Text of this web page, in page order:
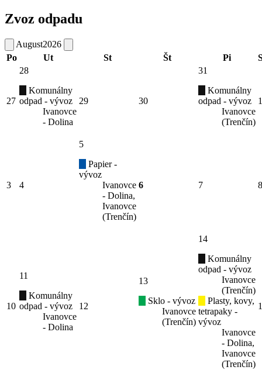
Zvoz odpadu
August2026
Po
Ut St Št Pi
27
28
Komunálny
odpad - vývoz
Ivanovce
- Dolina
29 30
31
Komunálny
odpad - vývoz
Ivanovce
(Trenčín)
1
3 4
5
Papier -
vývoz
Ivanovce
- Dolina,
Ivanovce
(Trenčín)
6 7 8
10
11
Komunálny
odpad - vývoz
Ivanovce
- Dolina
12
13
Sklo - vývoz
Ivanovce
(Trenčín)
14
Komunálny
odpad - vývoz
Ivanovce
(Trenčín)
Plasty, kovy,
tetrapaky -
vývoz
Ivanovce
- Dolina,
Ivanovce
(Trenčín)